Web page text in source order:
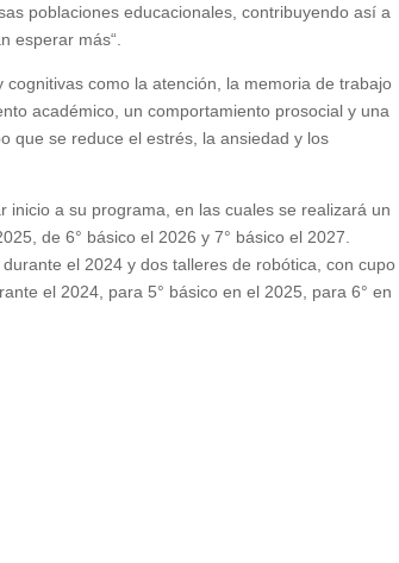
poblaciones educacionales, contribuyendo así a
esperar más“.
como la atención, la memoria de trabajo
académico, un comportamiento prosocial y una
que se reduce el estrés, la ansiedad y los
inicio a su programa, en las cuales se realizará un
de 6° básico el 2026 y 7° básico el 2027.
el 2024 y dos talleres de robótica, con cupo
el 2024, para 5° básico en el 2025, para 6° en